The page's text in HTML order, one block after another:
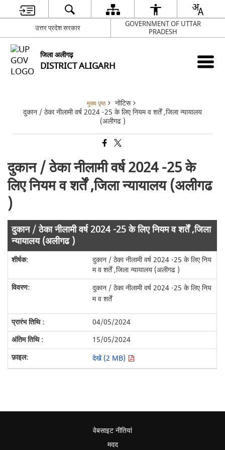
उत्तर प्रदेश सरकार
GOVERNMENT OF UTTAR
PRADESH
जिला अलीगढ़
DISTRICT ALIGARH
मुख्य पृष्ठ
नोटिस
दुकान / ठेका नीलामी वर्ष 2024 -25 के लिए नियम व शर्तें ,जिला न्यायालय
(अलीगढ )
दुकान / ठेका नीलामी वर्ष 2024 -25 के
लिए नियम व शर्तें ,जिला न्यायालय (अलीगढ
)
दुकान / ठेका नीलामी वर्ष 2024 -25 के लिए नियम व शर्तें ,जिला
न्यायालय (अलीगढ )
दुकान / ठेका नीलामी वर्ष 2024 -25 के लिए निय
म व शर्तें ,जिला न्यायालय (अलीगढ )
दुकान / ठेका नीलामी वर्ष 2024 -25 के लिए निय
म व शर्तें
04/05/2024
15/05/2024
देखें (2 MB)
वेबसाइट नीतियां
मदद